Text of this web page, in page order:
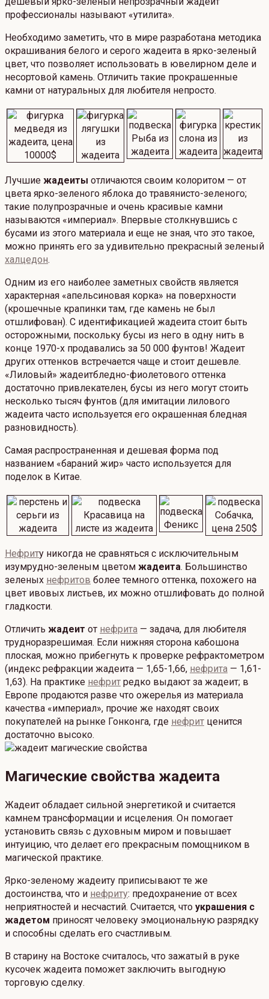
профессионалы называют «утилита».
Необходимо заметить, что в мире разработана методика
окрашивания белого и серого жадеита в ярко-зеленый
цвет, что позволяет использовать в ювелирном деле и
несортовой камень. Отличить такие прокрашенные
камни от натуральных для любителя непросто.
Лучшие жадеиты отличаются своим колоритом — от
цвета ярко-зеленого яблока до травянисто-зеленого;
такие полупрозрачные и очень красивые камни
называются «империал». Впервые столкнувшись с
бусами из этого материала и еще не зная, что это такое,
можно принять его за удивительно прекрасный зеленый
халцедон.
Одним из его наиболее заметных свойств является
характерная «апельсиновая корка» на поверхности
(крошечные крапинки там, где камень не был
отшлифован). С идентификацией жадеита стоит быть
осторожными, поскольку бусы из него в одну нить в
конце 1970-х продавались за 50 000 фунтов! Жадеит
других оттенков встречается чаще и стоит дешевле.
«Лиловый» жадеитбледно-фиолетового оттенка
достаточно привлекателен, бусы из него могут стоить
несколько тысяч фунтов (для имитации лилового
жадеита часто используется его окрашенная бледная
разновидность).
Самая распространенная и дешевая форма под
названием «бараний жир» часто используется для
поделок в Китае.
Нефриту никогда не сравняться с исключительным
изумрудно-зеленым цветом жадеита. Большинство
зеленых нефритов более темного оттенка, похожего на
цвет ивовых листьев, их можно отшлифовать до полной
гладкости.
Отличить жадеит от нефрита — задача, для любителя
трудноразрешимая. Если нижняя сторона кабошона
плоская, можно прибегнуть к проверке рефрактометром
(индекс рефракции жадеита — 1,65-1,66, нефрита — 1,61-
1,63). На практике нефрит редко выдают за жадеит; в
Европе продаются разве что ожерелья из материала
качества «империал», прочие же находят своих
покупателей на рынке Гонконга, где нефрит ценится
достаточно высоко.
Магические свойства жадеита
Жадеит обладает сильной энергетикой и считается
камнем трансформации и исцеления. Он помогает
установить связь с духовным миром и повышает
интуицию, что делает его прекрасным помощником в
магической практике.
Ярко-зеленому жадеиту приписывают те же
достоинства, что и нефриту: предохранение от всех
неприятностей и несчастий. Считается, что украшения с
жадетом приносят человеку эмоциональную разрядку
и способны сделать его счастливым.
В старину на Востоке считалось, что зажатый в руке
кусочек жадеита поможет заключить выгодную
торговую сделку.